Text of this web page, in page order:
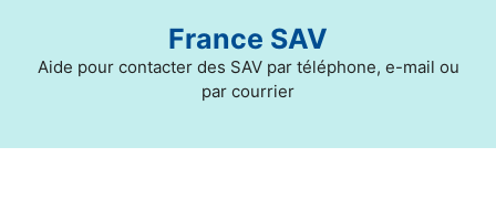
contenu
France SAV
Aide pour contacter des SAV par téléphone, e-mail ou
par courrier